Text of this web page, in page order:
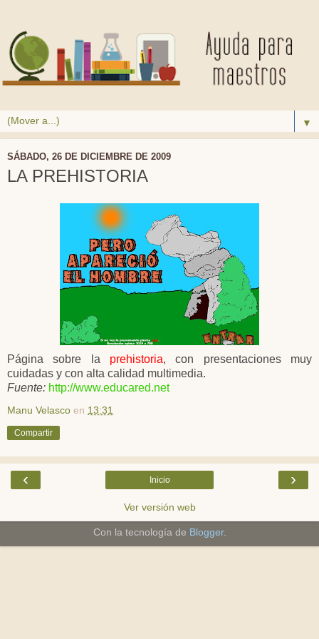
▼
SÁBADO, 26 DE DICIEMBRE DE 2009
LA PREHISTORIA
Página sobre la prehistoria, con presentaciones muy
cuidadas y con alta calidad multimedia.
Fuente: http://www.educared.net
Manu Velasco en 13:31
Compartir
‹ ›
Inicio
Ver versión web
Con la tecnología de Blogger.